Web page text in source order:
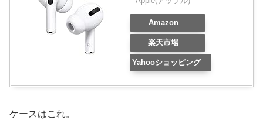
Amazon
楽天市場
Yahooショッピング
ケースはこれ。